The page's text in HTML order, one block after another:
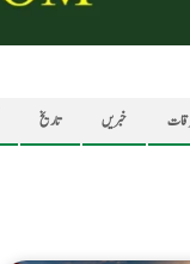
تاریخ خبریں